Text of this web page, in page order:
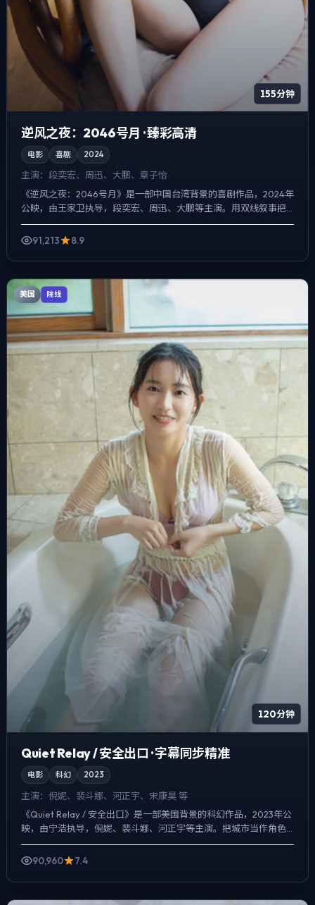
155分钟
逆风之夜：2046号月 · 臻彩高清
电影 喜剧 2024
主演： 段奕宏、周迅、大鹏、章子怡
《逆风之夜：2046号月》是一部中国台湾背景的喜剧作品，2024年
公映，由王家卫执导，段奕宏、周迅、大鹏等主演。用双线叙事把
过去与现在拧成一股绳，真相并非一次性抛出，而是在对话...
91,213
8.9
美国 院线
120分钟
Quiet Relay / 安全出口 · 字幕同步精准
电影 科幻 2023
主演： 倪妮、裴斗娜、河正宇、宋康昊 等
《Quiet Relay / 安全出口》是一部美国背景的科幻作品，2023年公
映，由宁浩执导，倪妮、裴斗娜、河正宇等主演。把城市当作角色
来写，夜景与雨声贯穿全片，人物在道德灰区...
90,960
7.4